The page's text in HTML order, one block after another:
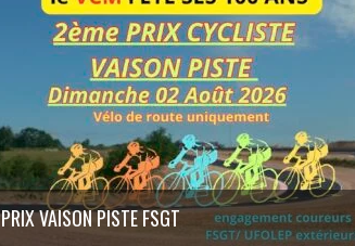
PRIX VAISON PISTE FSGT